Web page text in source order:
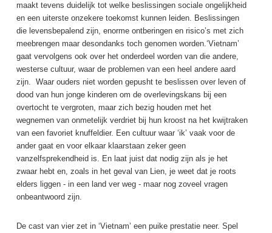
maakt tevens duidelijk tot welke beslissingen sociale ongelijkheid
en een uiterste onzekere toekomst kunnen leiden. Beslissingen
die levensbepalend zijn, enorme ontberingen en risico’s met zich
meebrengen maar desondanks toch genomen worden.‘Vietnam’
gaat vervolgens ook over het onderdeel worden van die andere,
westerse cultuur, waar de problemen van een heel andere aard
zijn. Waar ouders niet worden gepusht te beslissen over leven of
dood van hun jonge kinderen om de overlevingskans bij een
overtocht te vergroten, maar zich bezig houden met het
wegnemen van onmetelijk verdriet bij hun kroost na het kwijtraken
van een favoriet knuffeldier. Een cultuur waar ‘ik’ vaak voor de
ander gaat en voor elkaar klaarstaan zeker geen
vanzelfsprekendheid is. En laat juist dat nodig zijn als je het
zwaar hebt en, zoals in het geval van Lien, je weet dat je roots
elders liggen - in een land ver weg - maar nog zoveel vragen
onbeantwoord zijn.
De cast van vier zet in ‘Vietnam’ een puike prestatie neer. Spel